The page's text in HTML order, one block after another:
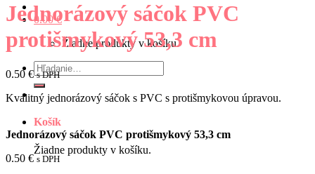
0.00€
Žiadne produkty v košíku.
Hľadať:
Košík
Žiadne produkty v košíku.
Jednorázový sáčok PVC
protišmykový 53,3 cm
0.50€ s DPH
Kvalitný jednorázový sáčok s PVC s protišmykovou úpravou.
Jednorázový sáčok PVC protišmykový 53,3 cm
0.50 € s DPH